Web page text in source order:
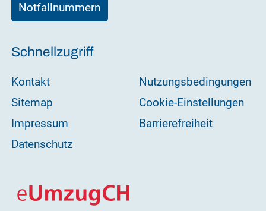
Notfallnummern
Schnellzugriff
Kontakt
Sitemap
Impressum
Datenschutz
Nutzungsbedingungen
Cookie-Einstellungen
Barrierefreiheit